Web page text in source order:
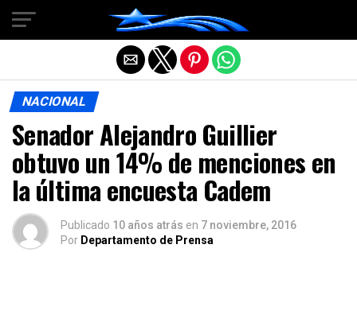
NACIONAL
Senador Alejandro Guillier
obtuvo un 14% de menciones en
la última encuesta Cadem
Publicado 10 años atrás en 7 noviembre, 2016
Por Departamento de Prensa
Salir de la versión móvil